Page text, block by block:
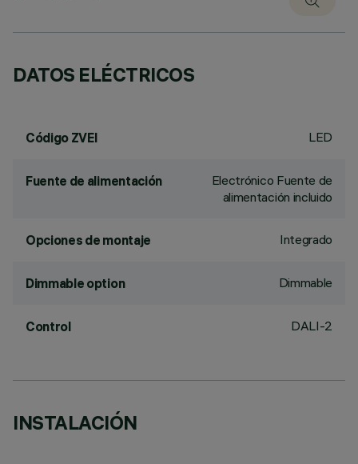
DATOS ELÉCTRICOS
Código ZVEI LED
Fuente de alimentación
Electrónico Fuente de
alimentación incluido
Opciones de montaje Integrado
Dimmable option Dimmable
Control DALI-2
INSTALACIÓN